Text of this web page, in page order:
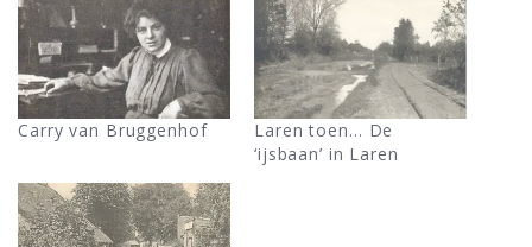
Carry van Bruggenhof
Laren toen… De
‘ijsbaan’ in Laren